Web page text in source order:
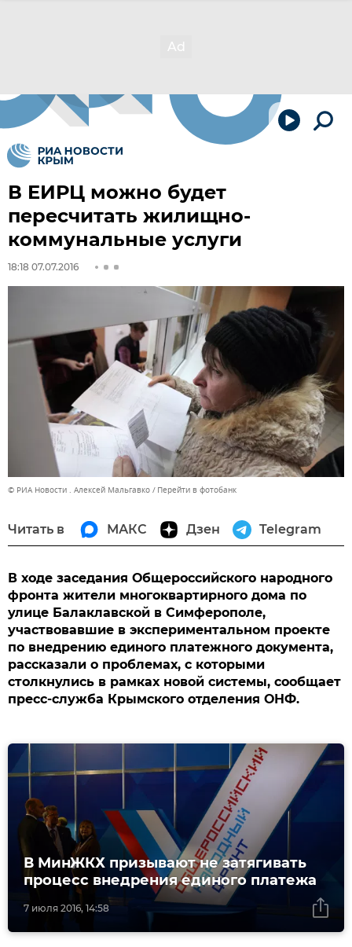
В ЕИРЦ можно будет
пересчитать жилищно-
коммунальные услуги
18:18 07.07.2016
© РИА Новости . Алексей Мальгавко Перейти в фотобанк
Читать в МАКС Дзен Telegram
В ходе заседания Общероссийского народного
фронта жители многоквартирного дома по
улице Балаклавской в Симферополе,
участвовавшие в экспериментальном проекте
по внедрению единого платежного документа,
рассказали о проблемах, с которыми
столкнулись в рамках новой системы, сообщает
пресс-служба Крымского отделения ОНФ.
7 июля 2016, 14:58
В МинЖКХ призывают не затягивать
процесс внедрения единого платежа